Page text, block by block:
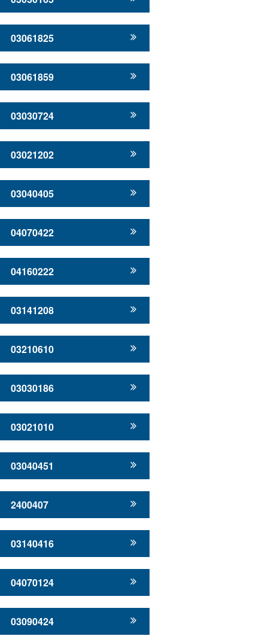
03061825
03061859
03030724
03021202
03040405
04070422
04160222
03141208
03210610
03030186
03021010
03040451
2400407
03140416
04070124
03090424